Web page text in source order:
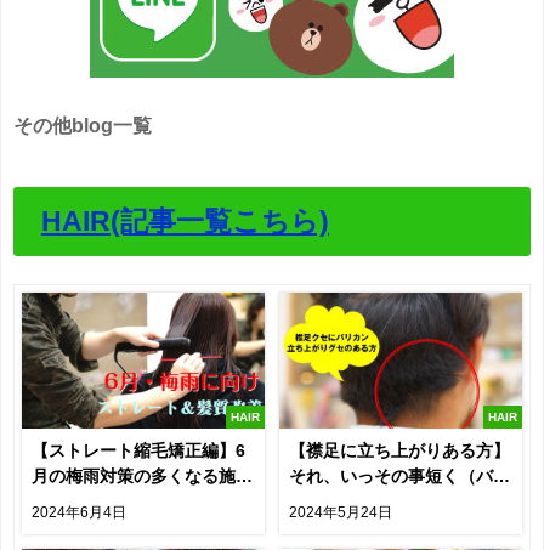
その他blog一覧
HAIR(記事一覧こちら)
HAIR
【ストレート縮毛矯正編】6
月の梅雨対策の多くなる施
術・クセの構造・薬液につい
2024年6月4日
HAIR
【襟足に立ち上がりある方】
それ、いっその事短く（バリ
カン）するのも手ですよ！
2024年5月24日